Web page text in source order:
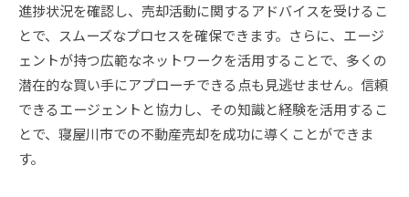
寝屋川市不動産売却の最新テクニックで利益最大化
デジタルマーケティングの活用法
バーチャルツアーの導入
ソーシャルメディアを使ったPR
プロフェッショナルな写真撮影の重要性
進捗状況を確認し、売却活動に関するアドバイスを受けるこ
とで、スムーズなプロセスを確保できます。さらに、エージ
ェントが持つ広範なネットワークを活用することで、多くの
潜在的な買い手にアプローチできる点も見逃せません。信頼
できるエージェントと協力し、その知識と経験を活用するこ
とで、寝屋川市での不動産売却を成功に導くことができま
す。